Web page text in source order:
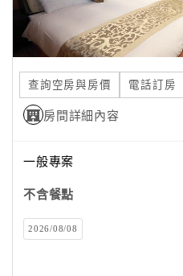
客
服
紅
利
查
訂
房
Q&A
查詢空房與房價 電話訂房
房間詳細內容
一般專案
不含餐點
2026/08/08